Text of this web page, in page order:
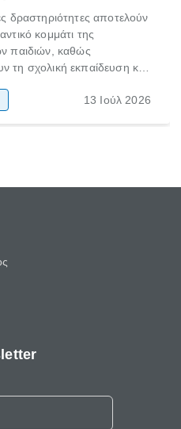
δραστηριότητες αποτελούν
κομμάτι της
παιδιών, καθώς
σχολική εκπαίδευση και
της κοινωνικότητας
13 Ιούλ 2026